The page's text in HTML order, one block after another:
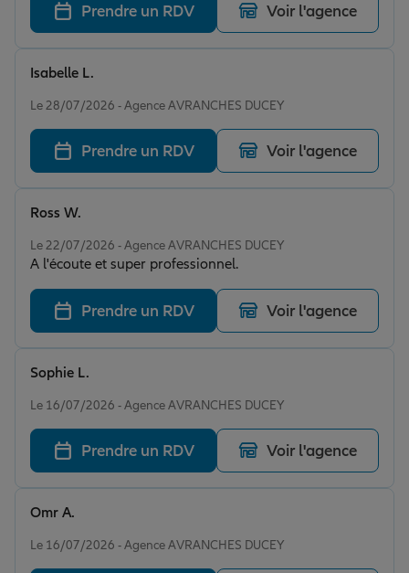
Tous nos devis d'assurance
Prendre un RDV Voir l'agence
Le 28/07/2026 - Agence AVRANCHES DUCEY
Isabelle L.
Prendre un RDV Voir l'agence
Le 22/07/2026 - Agence AVRANCHES DUCEY
A l'écoute et super professionnel.
Ross W.
Prendre un RDV Voir l'agence
Le 16/07/2026 - Agence AVRANCHES DUCEY
Sophie L.
Prendre un RDV Voir l'agence
Le 16/07/2026 - Agence AVRANCHES DUCEY
Omr A.